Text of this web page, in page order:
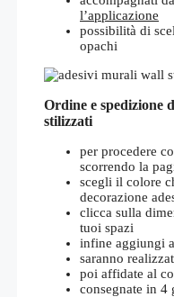
l’applicazione
possibilità di
opachi
Ordine e spedizione
stilizzati
per procedere
scorrendo la
scegli il colore
decorazione
clicca sulla
tuoi spazi
infine aggiungi
saranno
poi affidate al
consegnate in